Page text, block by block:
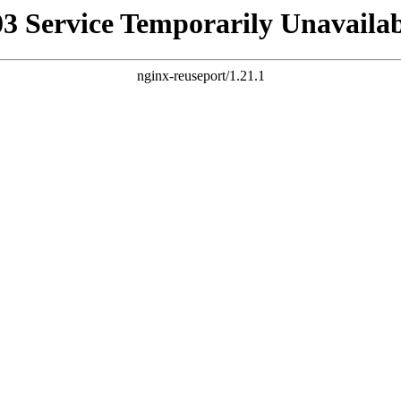
Service Temporarily
nginx-reuseport/1.21.1